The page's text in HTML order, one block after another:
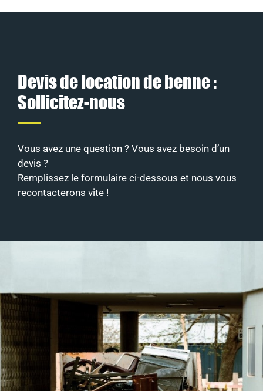
Devis de location de benne :
Sollicitez-nous
Vous avez une question ? Vous avez besoin d’un
devis ?
Remplissez le formulaire ci-dessous et nous vous
recontacterons vite !